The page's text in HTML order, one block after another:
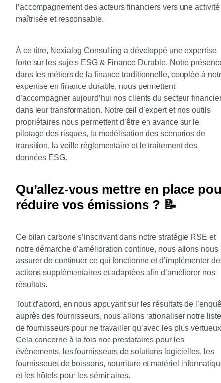
l’accompagnement des acteurs financiers vers une activité
maîtrisée et responsable.
À ce titre, Nexialog Consulting a développé une expertise
forte sur les sujets ESG & Finance Durable. Notre
dans les métiers de la finance traditionnelle, couplée à
expertise en finance durable, nous permettent
d’accompagner aujourd’hui nos clients du secteur financier
dans leur transformation. Notre œil d’expert et nos outils
propriétaires nous permettent d’être en avance sur le
pilotage des risques, la modélisation des scenarios de
transition, la veille réglementaire et le traitement des
données ESG.
Qu’allez-vous mettre en place
réduire vos émissions ? 📝
Ce bilan carbone s’inscrivant dans notre stratégie RSE et
notre démarche d’amélioration continue, nous allons nous
assurer de continuer ce qui fonctionne et d’implémenter
actions supplémentaires et adaptées afin d’améliorer nos
résultats.
Tout d’abord, en nous appuyant sur les résultats de
auprès des fournisseurs, nous allons rationaliser notre liste
de fournisseurs pour ne travailler qu’avec les plus
Cela concerne à la fois nos prestataires pour les
évènements, les fournisseurs de solutions logicielles, les
fournisseurs de boissons, nourriture et matériel
et les hôtels pour les séminaires.